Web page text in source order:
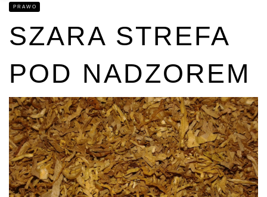
PRAWO
SZARA STREFA
POD NADZOREM